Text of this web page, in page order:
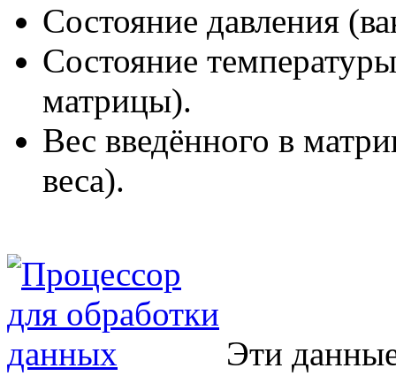
Состояние давления
Состояние
матрицы).
Вес введённого в
веса).
Эти